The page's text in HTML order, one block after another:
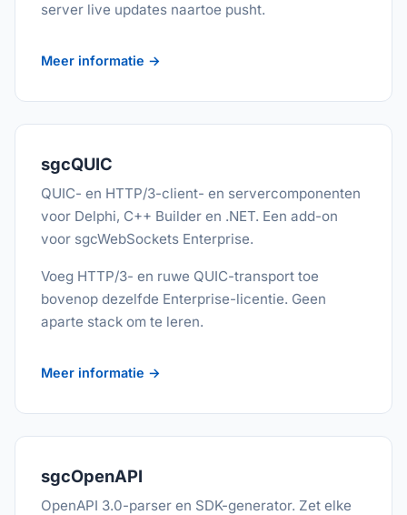
server live updates naartoe pusht.
Meer informatie →
sgcQUIC
QUIC- en HTTP/3-client- en servercomponenten
voor Delphi, C++ Builder en .NET. Een add-on
voor sgcWebSockets Enterprise.
Voeg HTTP/3- en ruwe QUIC-transport toe
bovenop dezelfde Enterprise-licentie. Geen
aparte stack om te leren.
Meer informatie →
sgcOpenAPI
OpenAPI 3.0-parser en SDK-generator. Zet elke